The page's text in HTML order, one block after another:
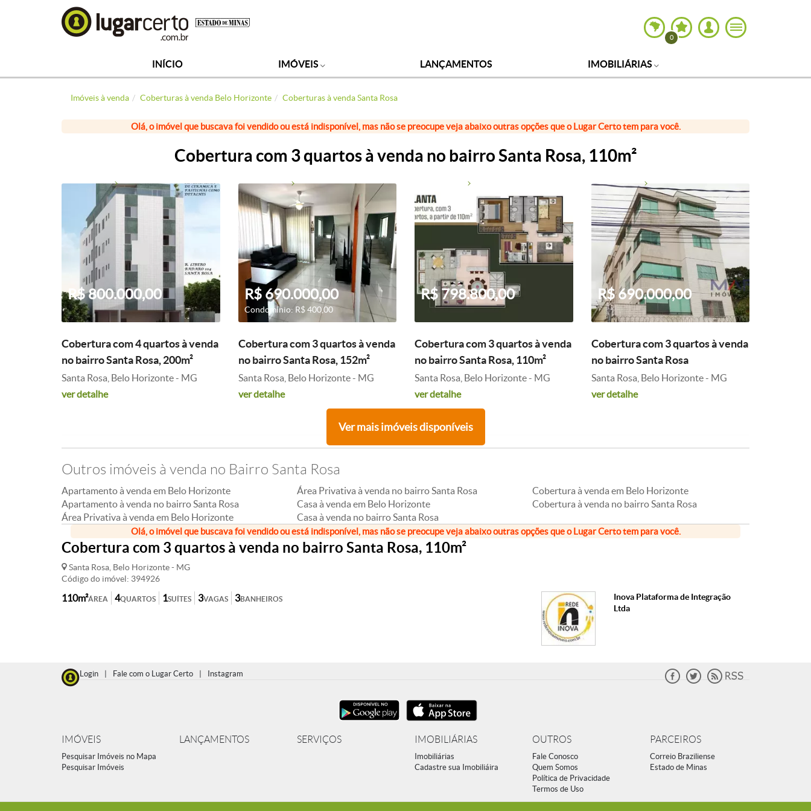
0
INÍCIO IMÓVEIS LANÇAMENTOS IMOBILIÁRIAS
Imóveis à venda Coberturas à venda Belo Horizonte Coberturas à venda Santa Rosa
Olá, o imóvel que buscava foi vendido ou está indisponível, mas não se preocupe veja abaixo outras opções que o Lugar Certo tem para você.
Cobertura com 3 quartos à venda no bairro Santa Rosa, 110m²
R$ 800.000,00
Cobertura com 4 quartos à venda
no bairro Santa Rosa, 200m²
Santa Rosa, Belo Horizonte - MG
ver detalhe
R$ 690.000,00
Condomínio: R$ 400,00
Cobertura com 3 quartos à venda
no bairro Santa Rosa, 152m²
Santa Rosa, Belo Horizonte - MG
ver detalhe
R$ 798.800,00
Cobertura com 3 quartos à venda
no bairro Santa Rosa, 110m²
Santa Rosa, Belo Horizonte - MG
ver detalhe
R$ 690.000,00
Cobertura com 3 quartos à venda
no bairro Santa Rosa
Santa Rosa, Belo Horizonte - MG
ver detalhe
Ver mais imóveis disponíveis
Outros imóveis à venda no Bairro Santa Rosa
Apartamento à venda em Belo Horizonte
Apartamento à venda no bairro Santa Rosa
Área Privativa à venda em Belo Horizonte
Área Privativa à venda no bairro Santa Rosa
Casa à venda em Belo Horizonte
Casa à venda no bairro Santa Rosa
Cobertura à venda em Belo Horizonte
Cobertura à venda no bairro Santa Rosa
Olá, o imóvel que buscava foi vendido ou está indisponível, mas não se preocupe veja abaixo outras opções que o Lugar Certo tem para você.
Cobertura com 3 quartos à venda no bairro Santa Rosa, 110m²
Santa Rosa, Belo Horizonte - MG
Código do imóvel: 394926
ÁREA
110m² QUARTOS
4 SUÍTES
1 VAGAS
3 BANHEIROS
3
Inova Plataforma de Integração
Ltda
Login | Fale com o Lugar Certo | Instagram
IMÓVEIS
Pesquisar Imóveis no Mapa
Pesquisar Imóveis
LANÇAMENTOS SERVIÇOS IMOBILIÁRIAS
Imobiliárias
Cadastre sua Imobiliáira
OUTROS
Fale Conosco
Quem Somos
Política de Privacidade
Termos de Uso
PARCEIROS
Correio Braziliense
Estado de Minas